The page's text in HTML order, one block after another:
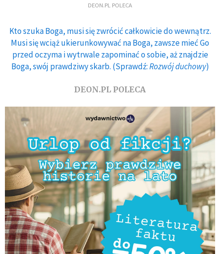
DEON.PL POLECA
Kto szuka Boga, musi się zwrócić całkowicie do wewnątrz.
Musi się wciąż ukierunkowywać na Boga, zawsze mieć Go
przed oczyma i wytrwale zapominać o sobie, aż znajdzie
Boga, swój prawdziwy skarb. (Sprawdź:Rozwój duchowy)
DEON.PL POLECA